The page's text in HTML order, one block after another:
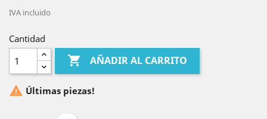
IVA incluido
Cantidad
 AÑADIR AL CARRITO
 Últimas piezas!